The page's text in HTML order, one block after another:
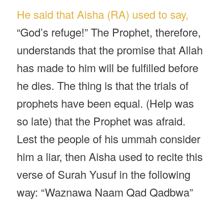
He said that Aisha (RA) used to say,
“God’s refuge!” The Prophet, therefore,
understands that the promise that Allah
has made to him will be fulfilled before
he dies. The thing is that the trials of
prophets have been equal. (Help was
so late) that the Prophet was afraid.
Lest the people of his ummah consider
him a liar, then Aisha used to recite this
verse of Surah Yusuf in the following
way: “Waznawa Naam Qad Qadbwa”